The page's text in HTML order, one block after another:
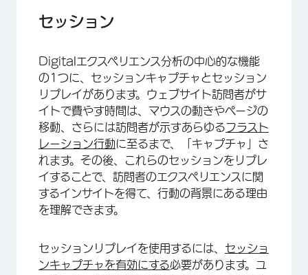
セッション
Digitalエクスペリエンス分析の中心的な機能
の1つに、セッションキャプチャとセッション
リプレイがあります。ウェブサイト訪問者がサ
イトで費やす時間は、マウスの動きやページの
移動、さらには訪問者が示すあらゆるフラスト
レーション行動に至るまで、「キャプチャ」さ
れます。その後、これらのセッションをリプレ
イすることで、訪問者のエクスペリエンスに関
するインサイトを得て、行動の背景にある理由
を理解できます。
セッションリプレイを使用するには、 セッショ
ンキャプチャを有効にする必要があります。ユ